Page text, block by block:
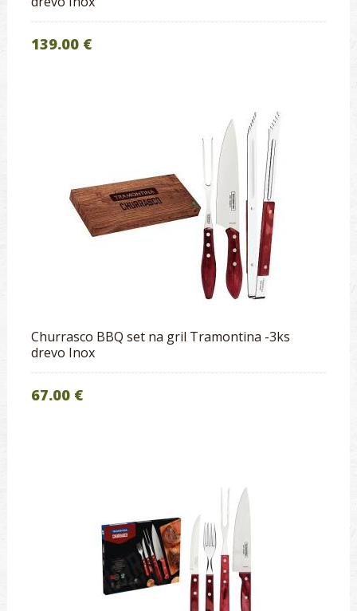
139.00 €
Churrasco BBQ set na gril Tramontina -3ks
drevo Inox
67.00 €